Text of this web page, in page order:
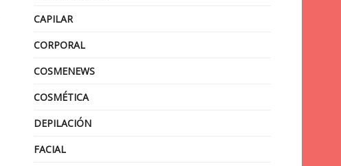
CAPILAR
CORPORAL
COSMENEWS
COSMÉTICA
DEPILACIÓN
FACIAL